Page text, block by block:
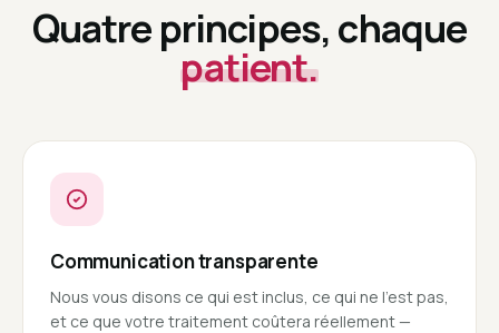
Quatre principes, chaque
patient.
Communication transparente
Nous vous disons ce qui est inclus, ce qui ne l'est pas,
et ce que votre traitement coûtera réellement —